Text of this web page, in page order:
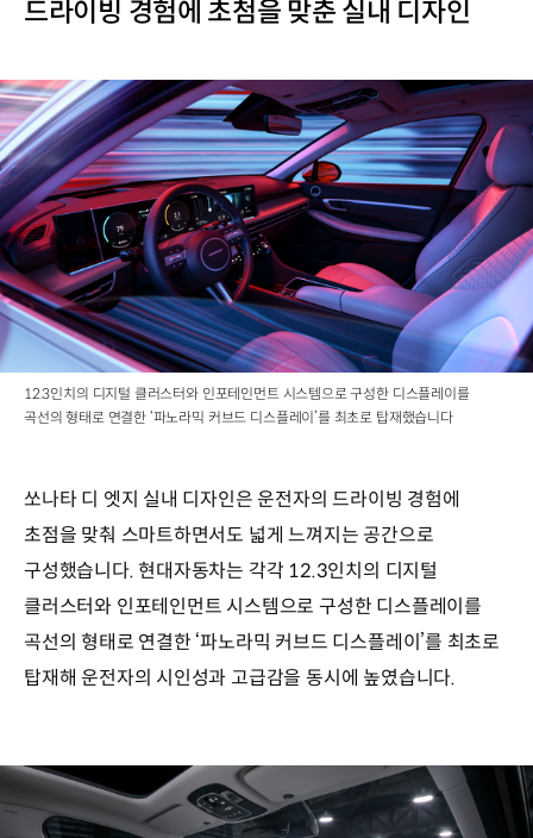
드라이빙 경험에 초첨을 맞춘 실내 디자인
12.3인치의 디지털 클러스터와 인포테인먼트 시스템으로 구성한 디스플레이를
곡선의 형태로 연결한 ‘파노라믹 커브드 디스플레이’를 최초로 탑재했습니다
쏘나타 디 엣지 실내 디자인은 운전자의 드라이빙 경험에
초점을 맞춰 스마트하면서도 넓게 느껴지는 공간으로
구성했습니다. 현대자동차는 각각 12.3인치의 디지털
클러스터와 인포테인먼트 시스템으로 구성한 디스플레이를
곡선의 형태로 연결한 ‘파노라믹 커브드 디스플레이’를 최초로
탑재해 운전자의 시인성과 고급감을 동시에 높였습니다.